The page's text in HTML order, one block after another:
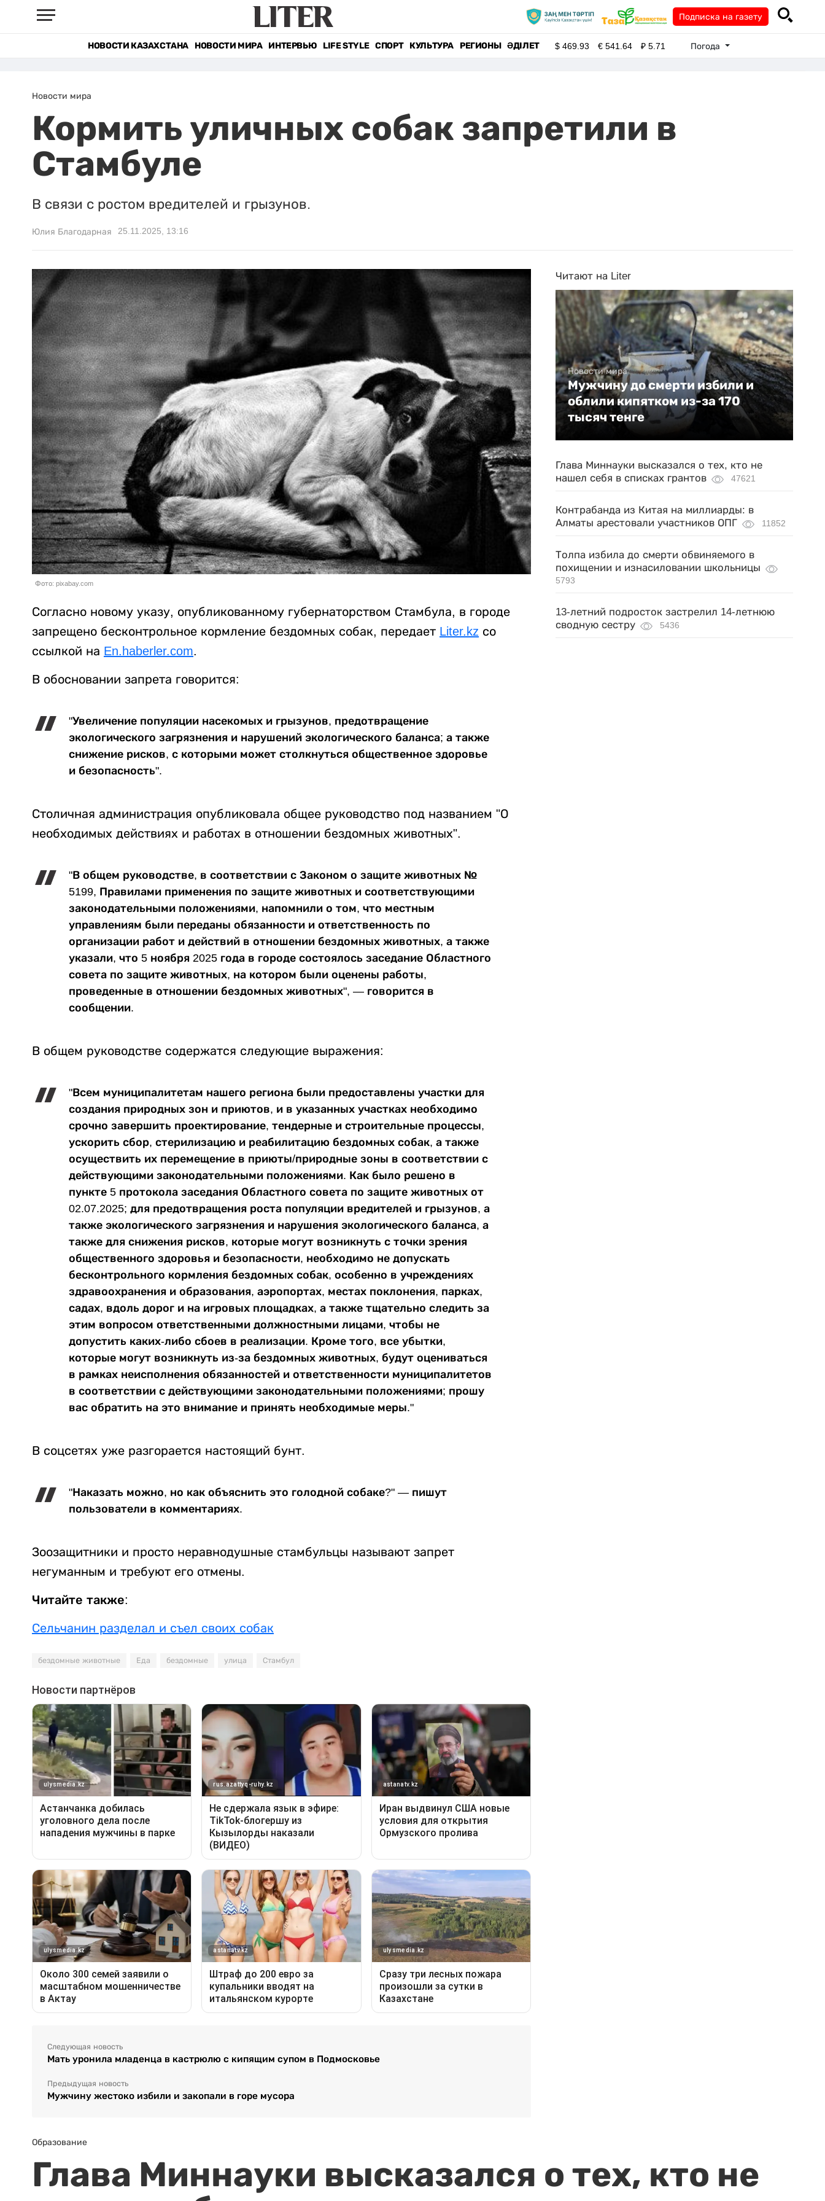
Подписка на газету
НОВОСТИ КАЗАХСТАНА НОВОСТИ МИРА ИНТЕРВЬЮ LIFE STYLE СПОРТ КУЛЬТУРА РЕГИОНЫ ӘДІЛЕТ $469.93 €541.64 ₽5.71 Погода
Новости мира
Кормить уличных собак запретили в
Стамбуле
В связи с ростом вредителей и грызунов.
Юлия Благодарная 25.11.2025, 13:16
Фото: pixabay.com
Согласно новому указу, опубликованному губернаторством Стамбула, в городе
запрещено бесконтрольное кормление бездомных собак, передает Liter.kz со
ссылкой на En.haberler.com.
В обосновании запрета говорится:
"Увеличение популяции насекомых и грызунов, предотвращение
экологического загрязнения и нарушений экологического баланса; а также
снижение рисков, с которыми может столкнуться общественное здоровье
и безопасность".
Столичная администрация опубликовала общее руководство под названием "О
необходимых действиях и работах в отношении бездомных животных".
"В общем руководстве, в соответствии с Законом о защите животных №
5199, Правилами применения по защите животных и соответствующими
законодательными положениями, напомнили о том, что местным
управлениям были переданы обязанности и ответственность по
организации работ и действий в отношении бездомных животных, а также
указали, что 5 ноября 2025 года в городе состоялось заседание Областного
совета по защите животных, на котором были оценены работы,
проведенные в отношении бездомных животных", — говорится в
сообщении.
В общем руководстве содержатся следующие выражения:
"Всем муниципалитетам нашего региона были предоставлены участки для
создания природных зон и приютов, и в указанных участках необходимо
срочно завершить проектирование, тендерные и строительные процессы,
ускорить сбор, стерилизацию и реабилитацию бездомных собак, а также
осуществить их перемещение в приюты/природные зоны в соответствии с
действующими законодательными положениями. Как было решено в
пункте 5 протокола заседания Областного совета по защите животных от
02.07.2025; для предотвращения роста популяции вредителей и грызунов, а
также экологического загрязнения и нарушения экологического баланса, а
также для снижения рисков, которые могут возникнуть с точки зрения
общественного здоровья и безопасности, необходимо не допускать
бесконтрольного кормления бездомных собак, особенно в учреждениях
здравоохранения и образования, аэропортах, местах поклонения, парках,
садах, вдоль дорог и на игровых площадках, а также тщательно следить за
этим вопросом ответственными должностными лицами, чтобы не
допустить каких-либо сбоев в реализации. Кроме того, все убытки,
которые могут возникнуть из-за бездомных животных, будут оцениваться
в рамках неисполнения обязанностей и ответственности муниципалитетов
в соответствии с действующими законодательными положениями; прошу
вас обратить на это внимание и принять необходимые меры."
В соцсетях уже разгорается настоящий бунт.
"Наказать можно, но как объяснить это голодной собаке?" — пишут
пользователи в комментариях.
Зоозащитники и просто неравнодушные стамбульцы называют запрет
негуманным и требуют его отмены.
Читайте также:
Сельчанин разделал и съел своих собак
бездомные животные Еда бездомные улица Стамбул
Следующая новость
Мать уронила младенца в кастрюлю с кипящим супом в Подмосковье
Предыдущая новость
Мужчину жестоко избили и закопали в горе мусора
Читают на Liter
Новости мира
Мужчину до смерти избили и
облили кипятком из-за 170
тысяч тенге
Глава Миннауки высказался о тех, кто не
нашел себя в списках грантов
47621
Контрабанда из Китая на миллиарды: в
Алматы арестовали участников ОПГ
11852
Толпа избила до смерти обвиняемого в
похищении и изнасиловании школьницы
5793
13-летний подросток застрелил 14-летнюю
сводную сестру
5436
Образование
Глава Миннауки высказался о тех, кто не